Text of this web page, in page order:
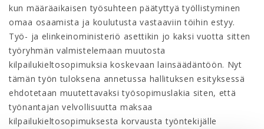
kun määräaikaisen työsuhteen päätyttyä työllistyminen
omaa osaamista ja koulutusta vastaaviin töihin estyy.
Työ- ja elinkeinoministeriö asettikin jo kaksi vuotta sitten
työryhmän valmistelemaan muutosta
kilpailukieltosopimuksia koskevaan lainsäädäntöön. Nyt
tämän työn tuloksena annetussa hallituksen esityksessä
ehdotetaan muutettavaksi työsopimuslakia siten, että
työnantajan velvollisuutta maksaa
kilpailukieltosopimuksesta korvausta työntekijälle